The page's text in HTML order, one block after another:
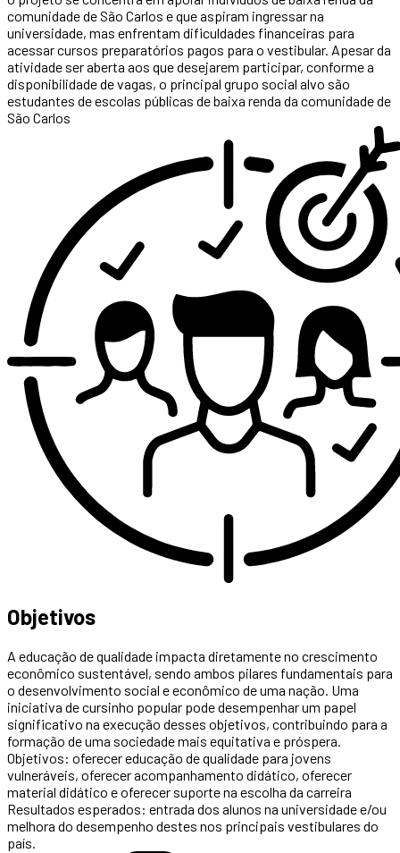
comunidade de São Carlos e que aspiram ingressar na
universidade, mas enfrentam dificuldades financeiras para
acessar cursos preparatórios pagos para o vestibular. Apesar da
atividade ser aberta aos que desejarem participar, conforme a
disponibilidade de vagas, o principal grupo social alvo são
estudantes de escolas públicas de baixa renda da comunidade de
São Carlos
Objetivos
A educação de qualidade impacta diretamente no crescimento
econômico sustentável, sendo ambos pilares fundamentais para
o desenvolvimento social e econômico de uma nação. Uma
iniciativa de cursinho popular pode desempenhar um papel
significativo na execução desses objetivos, contribuindo para a
formação de uma sociedade mais equitativa e próspera.
Objetivos: oferecer educação de qualidade para jovens
vulneráveis, oferecer acompanhamento didático, oferecer
material didático e oferecer suporte na escolha da carreira
Resultados esperados: entrada dos alunos na universidade e/ou
melhora do desempenho destes nos principais vestibulares do
país.